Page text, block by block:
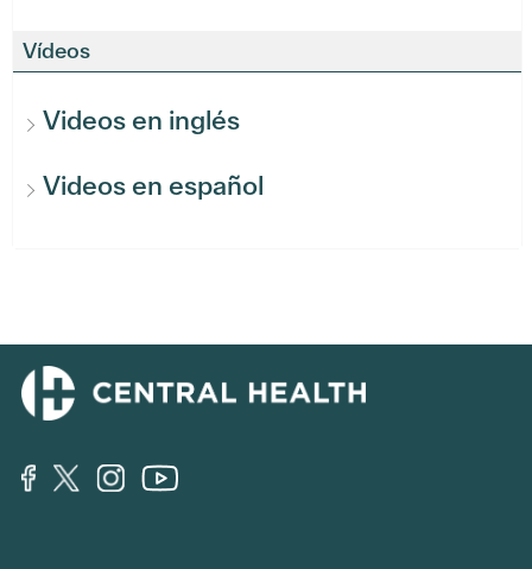
Vídeos
Videos en inglés
Videos en español